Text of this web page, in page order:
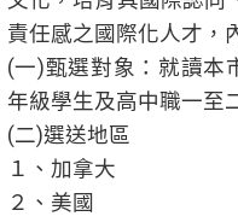
責任感之國際化人才，
(一)甄選對象：就讀本
年級學生及高中職一至
(二)選送地區
１、加拿大
２、美國